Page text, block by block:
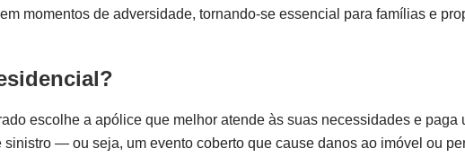
momentos de adversidade, tornando-se essencial para famílias e
escolhe a apólice que melhor atende às suas necessidades e paga
sinistro — ou seja, um evento coberto que cause danos ao imóvel ou